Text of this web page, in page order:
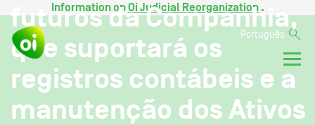
Information onOi Judicial Reorganization .
Português
futuros da Companhia,
que suportará os
registros contábeis e a
manutenção dos Ativos